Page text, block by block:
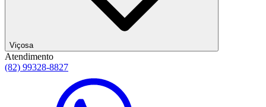
Viçosa
Atendimento
(82) 99328-8827